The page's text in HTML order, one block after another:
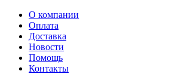
О компании
Оплата
Доставка
Новости
Помощь
Контакты